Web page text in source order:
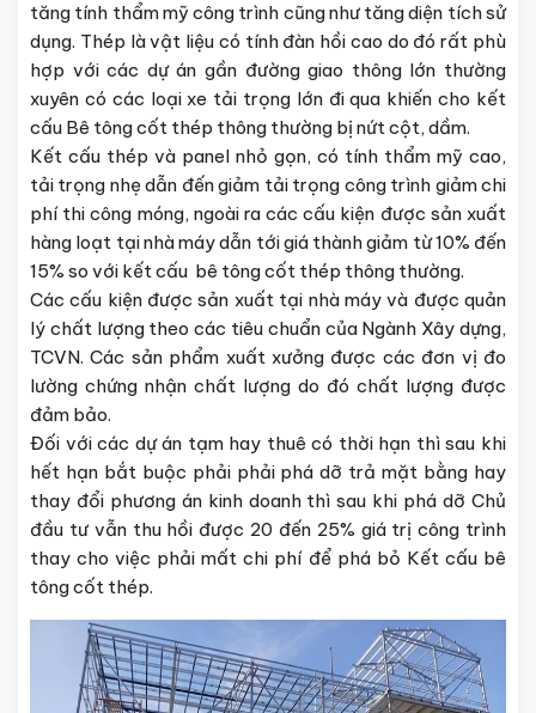
tăng tính thẩm mỹ công trình cũng như tăng diện tích sử
dụng. Thép là vật liệu có tính đàn hồi cao do đó rất phù
hợp với các dự án gần đường giao thông lớn thường
xuyên có các loại xe tải trọng lớn đi qua khiến cho kết
cấu Bê tông cốt thép thông thường bị nứt cột, dầm.
Kết cấu thép và panel nhỏ gọn, có tính thẩm mỹ cao,
tải trọng nhẹ dẫn đến giảm tải trọng công trình giảm chi
phí thi công móng, ngoài ra các cấu kiện được sản xuất
hàng loạt tại nhà máy dẫn tới giá thành giảm từ 10% đến
15% so với kết cấu bê tông cốt thép thông thường.
Các cấu kiện được sản xuất tại nhà máy và được quản
lý chất lượng theo các tiêu chuẩn của Ngành Xây dựng,
TCVN. Các sản phẩm xuất xưởng được các đơn vị đo
lường chứng nhận chất lượng do đó chất lượng được
đảm bảo.
Đối với các dự án tạm hay thuê có thời hạn thì sau khi
hết hạn bắt buộc phải phải phá dỡ trả mặt bằng hay
thay đổi phương án kinh doanh thì sau khi phá dỡ Chủ
đầu tư vẫn thu hồi được 20 đến 25% giá trị công trình
thay cho việc phải mất chi phí để phá bỏ Kết cấu bê
tông cốt thép.